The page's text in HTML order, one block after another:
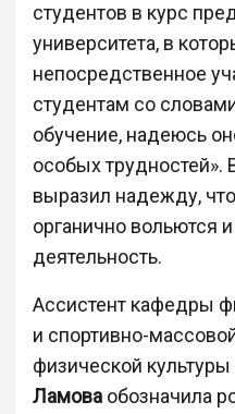
студентов в курс
университета, в
непосредственное
студентам со
обучение, надеюсь
особых трудностей».
выразил надежду,
органично вольются
деятельность.
Ассистент кафедры
и спортивно-
физической культуры
Ламова обозначила